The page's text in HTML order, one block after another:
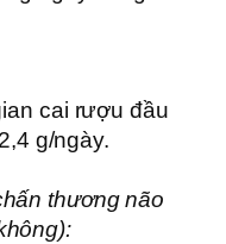
cai rượu đầu
g/ngày.
thương não